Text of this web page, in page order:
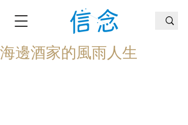
海邊酒家的風雨人生